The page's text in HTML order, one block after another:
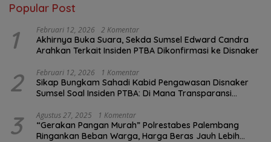
Popular Post
1 Februari 12, 2026 2 Komentar
Akhirnya Buka Suara, Sekda Sumsel Edward Candra
Arahkan Terkait Insiden PTBA Dikonfirmasi ke Disnaker
2 Februari 12, 2026 1 Komentar
Sikap Bungkam Sahadi Kabid Pengawasan Disnaker
Sumsel Soal Insiden PTBA: Di Mana Transparansi
3 Agustus 27, 2025 1 Komentar
“Gerakan Pangan Murah” Polrestabes Palembang
Ringankan Beban Warga, Harga Beras Jauh Lebih